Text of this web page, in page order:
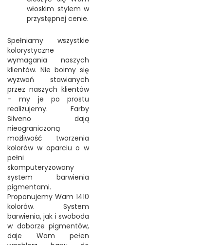
włoskim stylem w
przystępnej cenie.
Spełniamy wszystkie
kolorystyczne
wymagania naszych
klientów. Nie boimy się
wyzwań stawianych
przez naszych klientów
– my je po prostu
realizujemy. Farby
Silveno dają
nieograniczoną
możliwość tworzenia
kolorów w oparciu o w
pełni
skomputeryzowany
system barwienia
pigmentami.
Proponujemy Wam 1410
kolorów. System
barwienia, jak i swoboda
w doborze pigmentów,
daje Wam pełen